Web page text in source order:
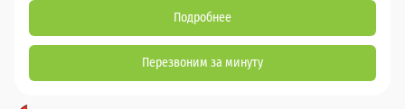
Подробнее
Перезвоним за минуту